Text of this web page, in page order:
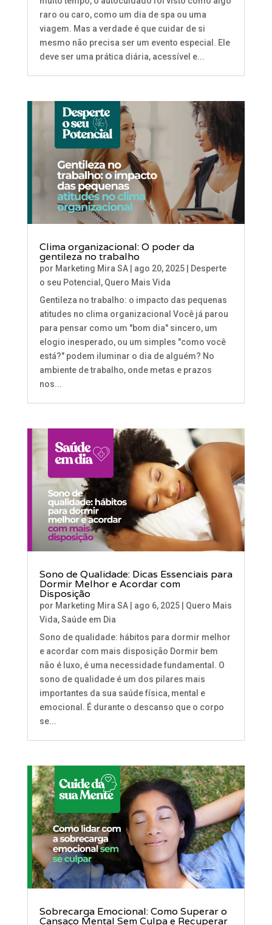
raro ou caro, como um dia de spa ou uma
viagem. Mas a verdade é que cuidar de si
mesmo não precisa ser um evento especial. Ele
deve ser uma prática diária, acessível e...
Clima organizacional: O poder da
gentileza no trabalho
por Marketing Mira SA| ago 20, 2025|
Desperte
o seu Potencial , Quero Mais Vida
Gentileza no trabalho: o impacto das pequenas
atitudes no clima organizacional Você já parou
para pensar como um "bom dia" sincero, um
elogio inesperado, ou um simples "como você
está?" podem iluminar o dia de alguém? No
ambiente de trabalho, onde metas e prazos
nos...
Sono de Qualidade: Dicas Essenciais para
Dormir Melhor e Acordar com
Disposição
por Marketing Mira SA| ago 6, 2025| Quero Mais
Vida,Saúde em Dia
Sono de qualidade: hábitos para dormir melhor
e acordar com mais disposição Dormir bem
não é luxo, é uma necessidade fundamental. O
sono de qualidade é um dos pilares mais
importantes da sua saúde física, mental e
emocional. É durante o descanso que o corpo
se...
Sobrecarga Emocional: Como Superar o
Cansaço Mental Sem Culpa e Recuperar